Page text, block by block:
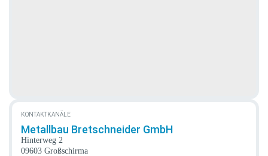
KONTAKTKANÄLE
Metallbau Bretschneider GmbH
Hinterweg 2
09603 Großschirma